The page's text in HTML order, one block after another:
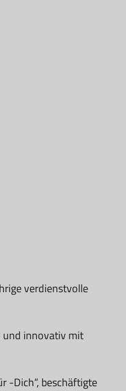
verdienstvolle
und innovativ mit
-Dich“, beschäftigte